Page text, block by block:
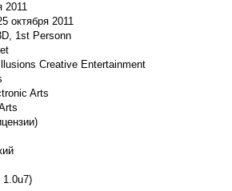
2011
октября 2011
1st Personn
Creative Entertainment
Arts
1.0u7)